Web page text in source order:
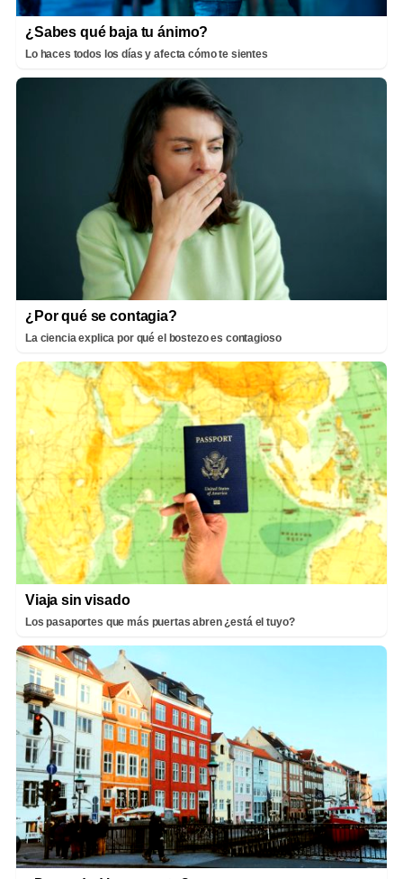
¿Sabes qué baja tu ánimo?
Lo haces todos los días y afecta cómo te sientes
¿Por qué se contagia?
La ciencia explica por qué el bostezo es contagioso
Viaja sin visado
Los pasaportes que más puertas abren ¿está el tuyo?